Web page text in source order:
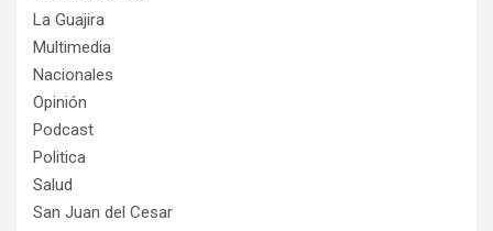
La Guajira
Multimedia
Nacionales
Opinión
Podcast
Politica
Salud
San Juan del Cesar